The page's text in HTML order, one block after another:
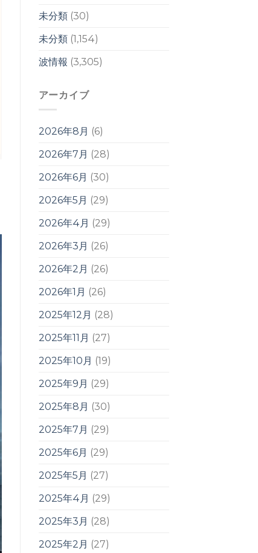
未分類(30)
未分類(1,154)
波情報 (3,305)
アーカイブ
2026年8月 (6)
2026年7月 (28)
2026年6月 (30)
2026年5月 (29)
2026年4月 (29)
2026年3月 (26)
2026年2月 (26)
2026年1月 (26)
2025年12月 (28)
2025年11月 (27)
2025年10月 (19)
2025年9月 (29)
2025年8月 (30)
2025年7月 (29)
2025年6月 (29)
2025年5月 (27)
2025年4月 (29)
2025年3月 (28)
2025年2月 (27)